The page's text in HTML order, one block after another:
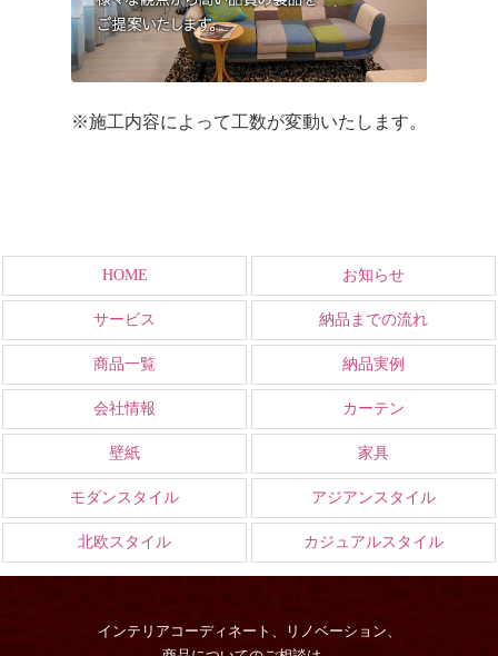
※施工内容によって工数が変動いたします。
HOME お知らせ
サービス 納品までの流れ
商品一覧 納品実例
会社情報 カーテン
壁紙 家具
モダンスタイル アジアンスタイル
北欧スタイル カジュアルスタイル
インテリアコーディネート、リノベーション、